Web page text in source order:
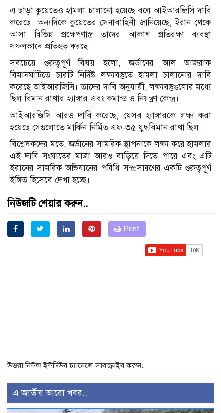
এ ছাড়া কুয়েতেও হামলা চালানো হয়েছে বলে আইআরজিসি দাবি
করেছে। অন্যদিকে কুয়েতের সেনাবাহিনী জানিয়েছে, ইরান থেকে
আসা বিভিন্ন প্রক্ষেপণাস্ত্র তাদের আকাশ প্রতিরক্ষা ব্যবস্থা
সফলভাবে প্রতিহত করছে।
সবচেয়ে গুরুত্বপূর্ণ বিষয় হলো, জর্ডানের আল আজরাক
বিমানঘাঁটিতে চারটি নির্দিষ্ট লক্ষ্যবস্তুতে হামলা চালানোর দাবি
করেছে আইআরজিসি। তাদের দাবি অনুযায়ী, লক্ষ্যবস্তুগুলোর মধ্যে
ছিল বিমান রাখার হ্যাঙ্গার এবং কমান্ড ও নিয়ন্ত্রণ কেন্দ্র।
আইআরজিসি আরও দাবি করেছে, যেসব হ্যাঙ্গারকে লক্ষ্য করা
হয়েছে সেগুলোতে মার্কিন নির্মিত এফ-৩৫ যুদ্ধবিমান রাখা ছিল।
বিশ্লেষকদের মতে, জর্ডানের সামরিক স্থাপনাকে লক্ষ্য করে হামলার
এই দাবি সংঘাতের মাত্রা আরও বাড়িয়ে দিতে পারে এবং এটি
ইরানের সামরিক অভিযানের পরিধি সম্প্রসারণের একটি গুরুত্বপূর্ণ
ইঙ্গিত হিসেবে দেখা হচ্ছে।
নিউজটি শেয়ার করুন..
Print
উত্তরা নিউজ ইউটিউব চ্যানেলে সাবস্ক্রাইব করুন:
এ জাতীয় আরো খবর..